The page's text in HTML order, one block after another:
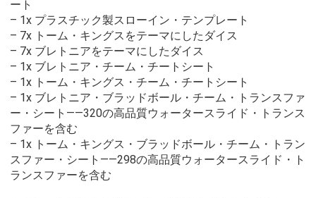
ート
– 1x プラスチック製スローイン・テンプレート
– 7x トーム・キングスをテーマにしたダイス
– 7x ブレトニアをテーマにしたダイス
– 1x ブレトニア・チーム・チートシート
– 1x トーム・キングス・チーム・チートシート
– 1x ブレトニア・ブラッドボール・チーム・トランスファ
ー・シート――320の高品質ウォータースライド・トランス
ファーを含む
– 1x トーム・キングス・ブラッドボール・チーム・トラン
スファー・シート――298の高品質ウォータースライド・ト
ランスファーを含む